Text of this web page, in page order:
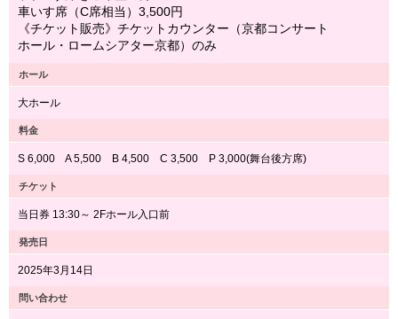
車いす席（C席相当）3,500円
《チケット販売》チケットカウンター（京都コンサート
ホール・ロームシアター京都）のみ
ホール
大ホール
料金
S 6,000 A 5,500 B 4,500 C 3,500 P 3,000(舞台後方席)
チケット
当日券 13:30～ 2Fホール入口前
発売日
2025年3月14日
問い合わせ